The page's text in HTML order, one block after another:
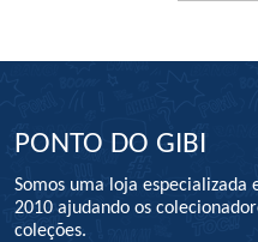
PONTO DO GIBI
Somos uma loja especializada
2010 ajudando os
coleções.